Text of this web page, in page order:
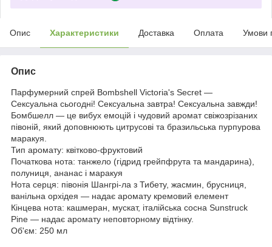
Опис Характеристики Доставка Оплата Умови
Опис
Парфумерний спрей Bombshell Victoria's Secret —
Сексуальна сьогодні! Сексуальна завтра! Сексуальна завжди!
Бомбшелл — це вибух емоцій і чудовий аромат свіжозрізаних
півоній, який доповнюють цитрусові та бразильська пурпурова
маракуя.
Тип аромату: квітково-фруктовий
Початкова нота: танжело (гідрид грейпфрута та мандарина),
полуниця, ананас і маракуя
Нота серця: півонія Шангрі-ла з Тибету, жасмин, брусниця,
ванільна орхідея — надає аромату кремовий елемент
Кінцева нота: кашмеран, мускат, італійська сосна Sunstruck
Pine — надає аромату неповторному відтінку.
Об'єм: 250 мл